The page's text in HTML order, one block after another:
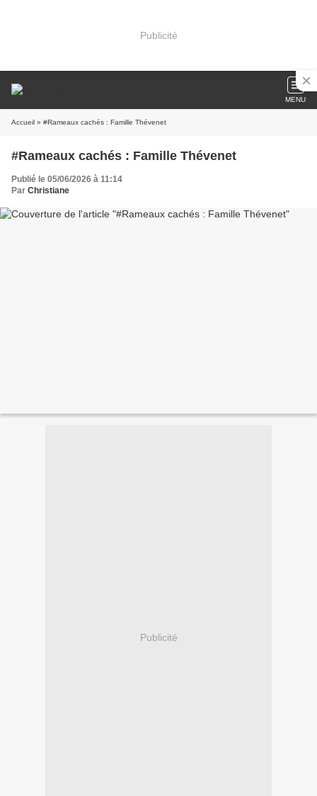
Publicité
MENU
Accueil » #Rameaux cachés : Famille Thévenet
#Rameaux cachés : Famille Thévenet
Publié le 05/06/2026 à 11:14
Par Christiane
Publicité